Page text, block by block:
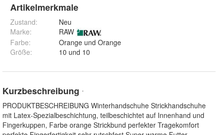
Artikelmerkmale
Zustand:
Neu
Marke:
RAW
Farbe:
Orange und Orange
Größe: 10 und 10
Kurzbeschreibung *
PRODUKTBESCHREIBUNG Winterhandschuhe Strickhandschuhe
mit Latex-Spezialbeschichtung, teilbeschichtet auf Innenhand und
Fingerkuppen, Farbe orange Strickbund perfekter Tragekomfort